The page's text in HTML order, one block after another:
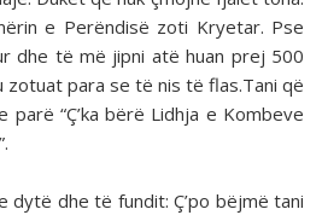
e Perëndisë zoti Kryetar. Pse
dhe të më jipni atë huan prej 500
zotuat para se të nis të flas.Tani që
“Ç’ka bërë Lidhja e Kombeve
dytë dhe të fundit: Ç’po bëjmë tani